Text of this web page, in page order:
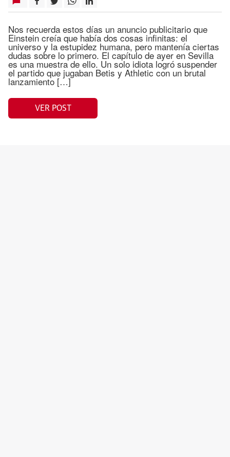
Nos recuerda estos días un anuncio publicitario que
Einstein creía que había dos cosas infinitas: el
universo y la estupidez humana, pero mantenía ciertas
dudas sobre lo primero. El capítulo de ayer en Sevilla
es una muestra de ello. Un solo idiota logró suspender
el partido que jugaban Betis y Athletic con un brutal
lanzamiento […]
VER POST